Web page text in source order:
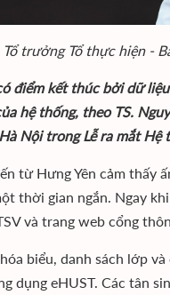
Tổ trưởng Tổ thực hiện -
điểm kết thúc bởi dữ
hệ thống, theo TS.
Nội trong Lễ ra mắt
từ Hưng Yên cảm
thời gian ngắn. Ngay
và trang web cổng
biểu, danh sách lớp
dụng eHUST. Các tân